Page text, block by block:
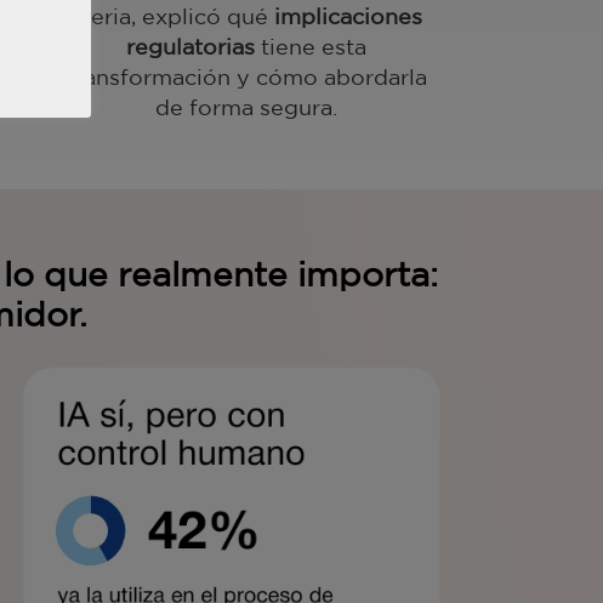
Iberia, explicó qué implicaciones
regulatorias tiene esta
transformación y cómo abordarla
de forma segura.
que realmente importa: